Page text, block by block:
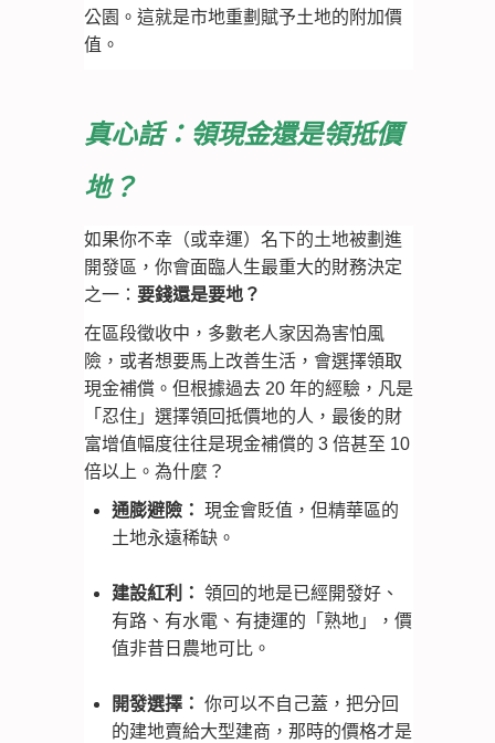
公園。這就是市地重劃賦予土地的附加價
值。
真心話：領現金還是領抵價
地？
如果你不幸（或幸運）名下的土地被劃進
開發區，你會面臨人生最重大的財務決定
之一： 要錢還是要地？
在區段徵收中，多數老人家因為害怕風
險，或者想要馬上改善生活，會選擇領取
現金補償。但根據過去 20 年的經驗，凡是
「忍住」選擇領回抵價地的人，最後的財
富增值幅度往往是現金補償的 3 倍甚至 10
倍以上。為什麼？
通膨避險： 現金會貶值，但精華區的
土地永遠稀缺。
建設紅利： 領回的地是已經開發好、
有路、有水電、有捷運的「熟地」，價
值非昔日農地可比。
開發選擇： 你可以不自己蓋，把分回
的建地賣給大型建商，那時的價格才是